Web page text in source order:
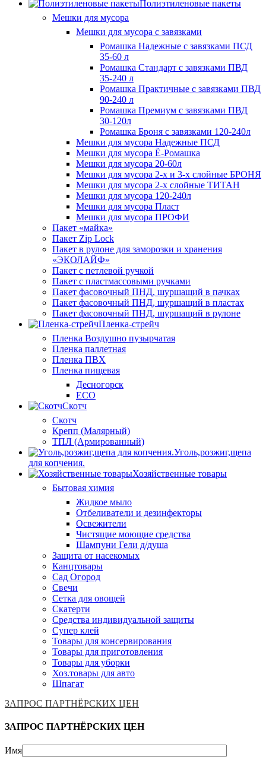
Полиэтиленовые пакеты
Мешки для мусора
Мешки для мусора с завязками
Ромашка Надежные с завязками ПСД
35-60 л
Ромашка Стандарт с завязками ПВД
35-240 л
Ромашка Практичные с завязками ПВД
90-240 л
Ромашка Премиум с завязками ПВД
30-120л
Ромашка Броня с завязками 120-240л
Мешки для мусора Надежные ПСД
Мешки для мусора Ё-Ромашка
Мешки для мусора 20-60л
Мешки для мусора 2-х и 3-х слойные БРОНЯ
Мешки для мусора 2-х слойные ТИТАН
Мешки для мусора 120-240л
Мешки для мусора Пласт
Мешки для мусора ПРОФИ
Пакет «майка»
Пакет Zip Lock
Пакет в рулоне для заморозки и хранения
«ЭКОЛАЙФ»
Пакет с петлевой ручкой
Пакет с пластмассовыми ручками
Пакет фасовочный ПНД, шуршащий в пачках
Пакет фасовочный ПНД, шуршащий в пластах
Пакет фасовочный ПНД, шуршащий в рулоне
Пленка-стрейч
Пленка Воздушно пузырчатая
Пленка паллетная
Пленка ПВХ
Пленка пищевая
Десногорск
ECO
Скотч
Скотч
Крепп (Малярный)
ТПЛ (Армированный)
Уголь,розжиг,щепа
для копчения.
Хозяйственные товары
Бытовая химия
Жидкое мыло
Отбеливатели и дезинфекторы
Освежители
Чистящие моющие средства
Шампуни Гели д/душа
Защита от насекомых
Канцтовары
Сад Огород
Свечи
Сетка для овощей
Скатерти
Средства индивидуальной защиты
Супер клей
Товары для консервирования
Товары для приготовления
Товары для уборки
Хоз.товары для авто
Шпагат
ЗАПРОС ПАРТНЁРСКИХ ЦЕН
ЗАПРОС ПАРТНЁРСКИХ ЦЕН
Имя